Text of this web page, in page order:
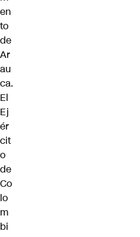
en
to
de
Ar
au
ca.
El
Ej
ér
cit
o
de
Co
lo
m
bi